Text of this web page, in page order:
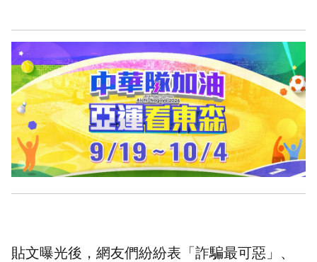
貼文曝光後，網友們紛紛表「詐騙最可惡」、